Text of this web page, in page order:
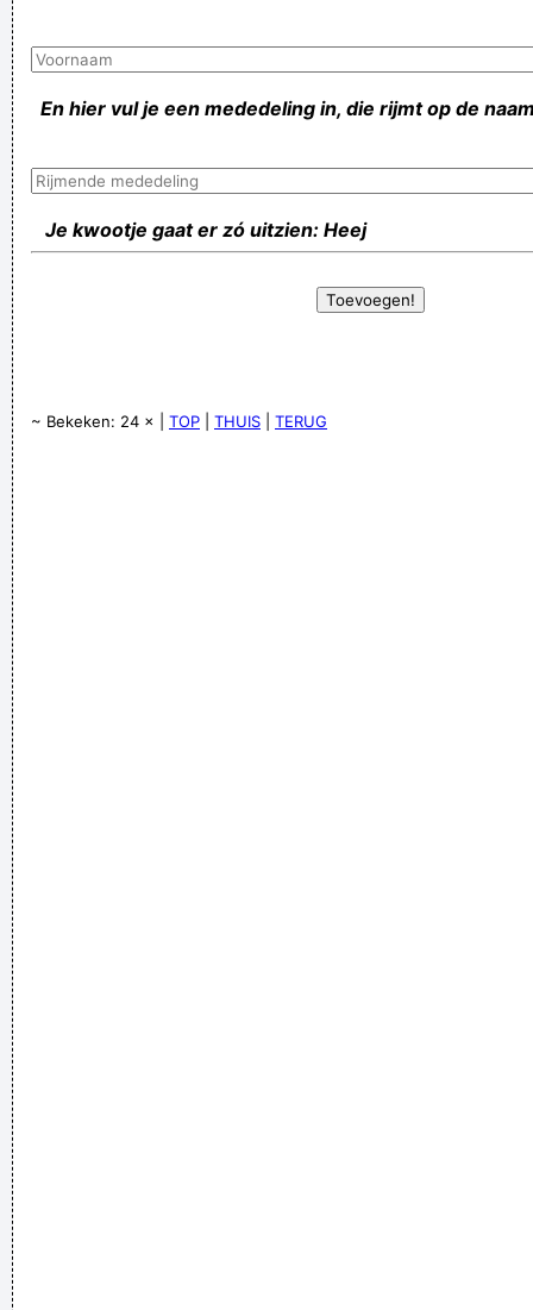
En hier vul je een mededeling in, die rijmt op de
Je kwootje gaat er zó uitzien: Heej
~ Bekeken: 24 × | TOP THUIS TERUG